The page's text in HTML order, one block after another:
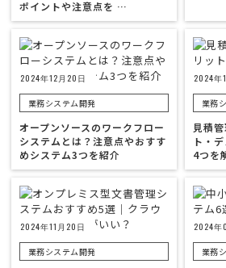
ポイントや注意点を …
2024年12月20日
業務システム開発
オープンソースのワークフロー
システムとは？注意点やおすす
めシステム3つを紹介
2024年
業務
見積
ト・
4つを
2024年11月20日
業務システム開発
2024年
業務